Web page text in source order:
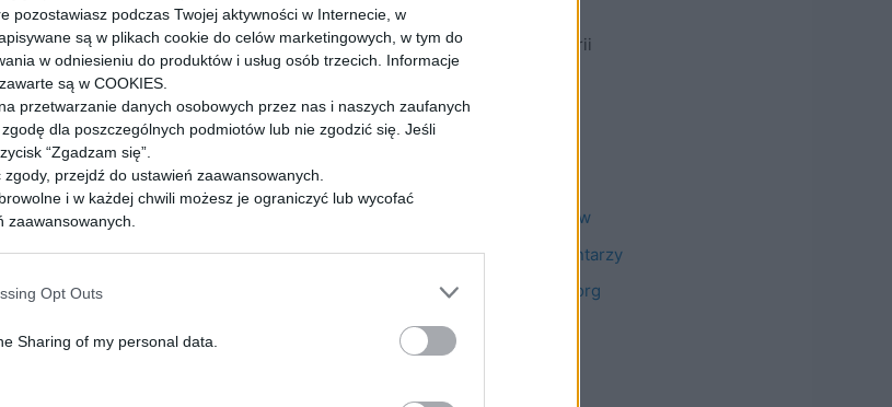
pozostawiasz podczas Twojej aktywności w Internecie, w
są w plikach cookie do celów marketingowych, w tym do
w odniesieniu do produktów i usług osób trzecich. Informacje
są w COOKIES.
przetwarzanie danych osobowych przez nas i naszych zaufanych
dla poszczególnych podmiotów lub nie zgodzić się. Jeśli
“Zgadzam się”.
przejdź do ustawień zaawansowanych.
i w każdej chwili możesz je ograniczyć lub wycofać
zaawansowanych.
prawa, które Ci przysługują i sposób przetwarzania przez
Opt Outs
Sharing of my personal data.
Brak kategorii
Kanał wpisów
Kanał komentarzy
WordPress.org